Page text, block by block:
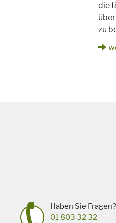
die
zu
Haben Sie Fragen?
01 803 32 32